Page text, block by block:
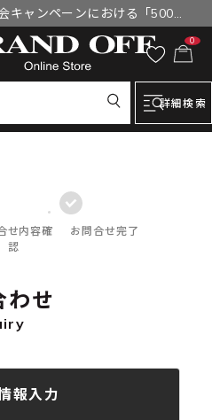
キャンペーンにおける「500円
与漏れと補填について
0
詳細検索
せ内容確
認
お問合せ完了
わせ
報入力